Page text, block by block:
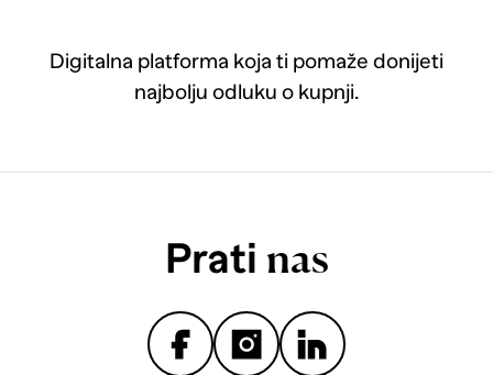
Digitalna platforma koja ti pomaže donijeti
najbolju odluku o kupnji.
Prati nas